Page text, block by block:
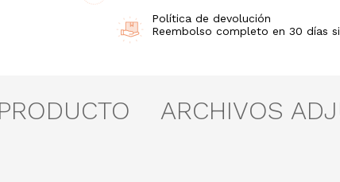
Política de devolución
Reembolso completo en 30 días
ARCHIVOS